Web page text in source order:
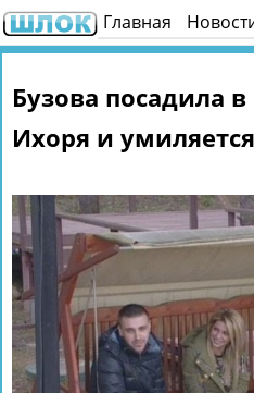
Главная
Бузова посадила
Ихоря и умиляется